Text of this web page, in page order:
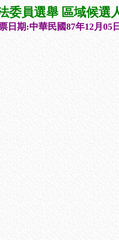
委員選舉 區域候選
日期:中華民國87年12月05日